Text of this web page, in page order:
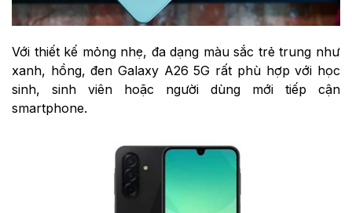
Với thiết kế mỏng nhẹ, đa dạng màu sắc trẻ trung như
xanh, hồng, đen Galaxy A26 5G rất phù hợp với học
sinh, sinh viên hoặc người dùng mới tiếp cận
smartphone.